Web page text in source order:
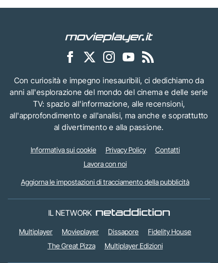
Con curiosità e impegno inesauribili, ci dedichiamo da
anni all'esplorazione del mondo del cinema e delle serie
TV: spazio all'informazione, alle recensioni,
all'approfondimento e all'analisi, ma anche e soprattutto
al divertimento e alla passione.
Informativa sui cookie Privacy Policy
Contatti
Lavora con noi
Aggiorna le impostazioni di tracciamento della pubblicità
IL NETWORK
Multiplayer Movieplayer Dissapore
Fidelity House
The Great Pizza
Multiplayer Edizioni